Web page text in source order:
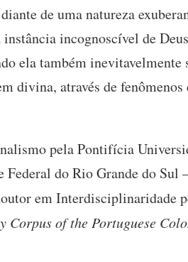
de uma natureza
incognoscível de
ela também
divina, através de
pela Pontifícia
Federal do Rio Grande do
em Interdisciplinaridade
Corpus of the Portuguese